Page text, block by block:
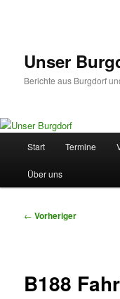
Unser
Berichte aus Burgdorf
Start Termine
Über uns
Beitragsnavigation
← Vorheriger
B188